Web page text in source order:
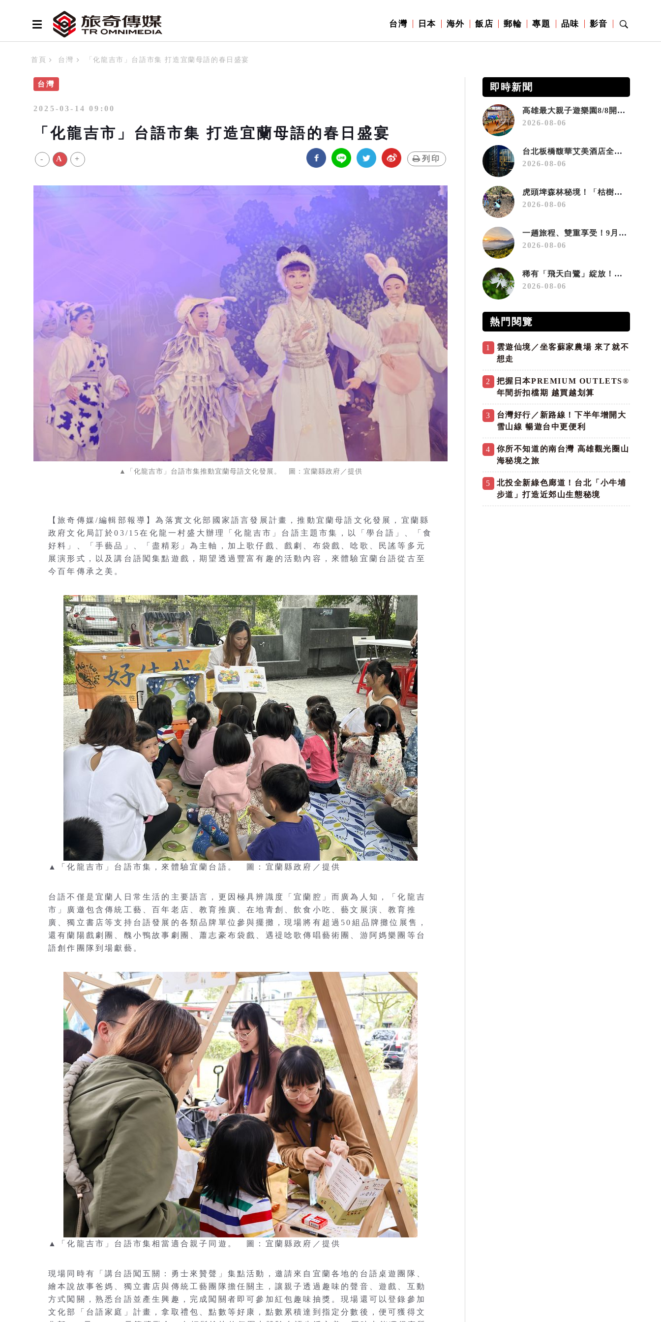
台灣 日本 海外 飯店 郵輪 專題 品味 影音
首頁 台灣 「化龍吉市」台語市集 打造宜蘭母語的春日盛宴
台灣
2025-03-14 09:00
「化龍吉市」台語市集 打造宜蘭母語的春日盛宴
- A + 列印
▲「化龍吉市」台語市集推動宜蘭母語文化發展。 圖：宜蘭縣政府／提供
【旅奇傳媒/編輯部報導】為落實文化部國家語言發展計畫，推動宜蘭母語文化發展，宜蘭縣
政府文化局訂於03/15在化龍一村盛大辦理「化龍吉市」台語主題市集，以「學台語」、「食
好料」、「手藝品」、「盡精彩」為主軸，加上歌仔戲、戲劇、布袋戲、唸歌、民謠等多元
展演形式，以及講台語闖集點遊戲，期望透過豐富有趣的活動內容，來體驗宜蘭台語從古至
今百年傳承之美。
▲「化龍吉市」台語市集，來體驗宜蘭台語。 圖：宜蘭縣政府／提供
台語不僅是宜蘭人日常生活的主要語言，更因極具辨識度「宜蘭腔」而廣為人知，「化龍吉
市」廣邀包含傳統工藝、百年老店、教育推廣、在地青創、飲食小吃、藝文展演、教育推
廣、獨立書店等支持台語發展的各類品牌單位參與擺攤，現場將有超過50組品牌攤位展售，
還有蘭陽戲劇團、醜小鴨故事劇團、蕭志豪布袋戲、遇禔唸歌傳唱藝術團、游阿媽樂團等台
語創作團隊到場獻藝。
▲「化龍吉市」台語市集相當適合親子同遊。 圖：宜蘭縣政府／提供
現場同時有「講台語闖五關：勇士來贊聲」集點活動，邀請來自宜蘭各地的台語桌遊團隊、
繪本說故事爸媽、獨立書店與傳統工藝團隊擔任關主，讓親子透過趣味的聲音、遊戲、互動
方式闖關，熟悉台語並產生興趣，完成闖關者即可參加紅包趣味抽獎。現場還可以登錄參加
文化部「台語家庭」計畫，拿取禮包、點數等好康，點數累積達到指定分數後，便可獲得文
即時新聞
高雄最大親子遊樂園8/8開幕！30項設施免費玩、YOYO家族嗨翻暑假
2026-08-06
台北板橋馥華艾美酒店全新開幕 感官藝術策展打造旅居新風格
2026-08-06
虎頭埤森林秘境！「枯樹籬步道」生態復育有成 走進大自然生命教室
2026-08-06
一趟旅程、雙重享受！9月住宿合歡山 順遊奧萬大10元優惠入園
2026-08-06
稀有「飛天白鷺」綻放！神戶六甲高山植物園「鷺草」珍貴現身
2026-08-06
熱門閱覽
1
雲遊仙境／坐客蘇家農場 來了就不
想走
2
把握日本PREMIUM OUTLETS®
年間折扣檔期 越買越划算
3
台灣好行／新路線！下半年增開大
雪山線 暢遊台中更便利
4
你所不知道的南台灣 高雄觀光圈山
海秘境之旅
5
北投全新綠色廊道！台北「小牛埔
步道」打造近郊山生態秘境